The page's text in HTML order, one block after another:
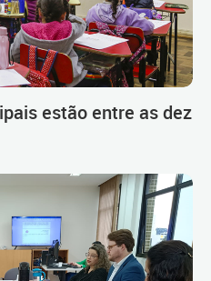
estão entre as dez